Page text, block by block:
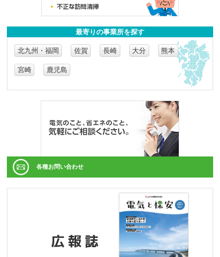
最寄りの事業所を探す
北九州・福岡 佐賀 長崎 大分 熊本
宮崎 鹿児島
各種お問い合わせ